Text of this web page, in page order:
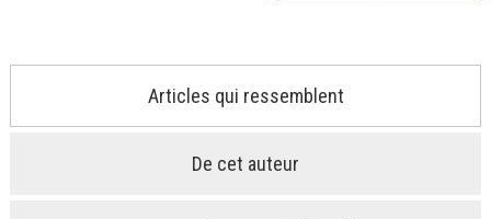
Articles qui ressemblent
De cet auteur